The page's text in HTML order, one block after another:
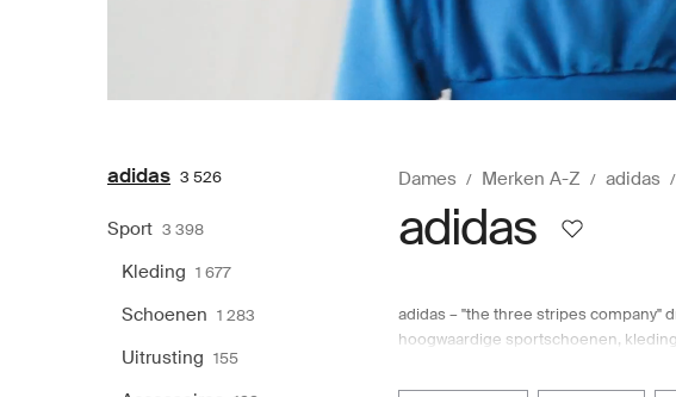
adidas 3 526
Sport 3 398
Kleding 1 677
Schoenen 1 283
Uitrusting 155
Dames Merken A-Z adidas
adidas
adidas – "the three stripes company"
hoogwaardige sportschoenen,
stijlen en merken, waaronder adidas,